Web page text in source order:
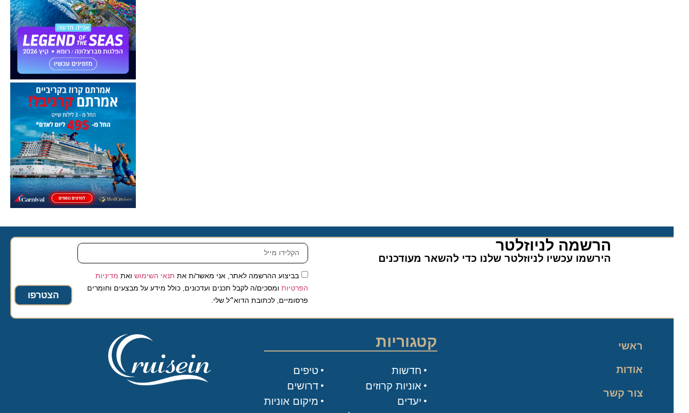
הרשמה לניוזלטר​
הירשמו עכשיו לניוזלטר שלנו כדי להשאר מעודכנים
בביצוע ההרשמה לאתר, אני מאשר/ת אתתנאי השימושואת מדיניות
הפרטיותומסכים/ה לקבל תכנים ועדכונים, כולל מידע על מבצעים וחומרים
פרסומיים, לכתובת הדוא״ל שלי.
הצטרפו
קטגוריות
טיפים
דרושים
מיקום אוניות
חדשות
אוניות קרוזים
יעדים
ראשי
אודות
צור קשר